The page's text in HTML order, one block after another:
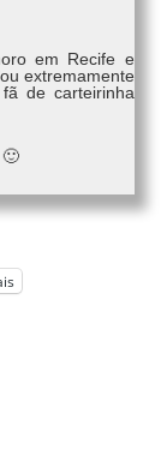
em Recife e
extremamente
de carteirinha